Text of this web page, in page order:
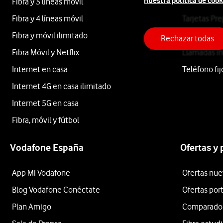
Rowenta
Apple
Samsung
Huawei
Ordenar
por:
Fibra y 4 líneas móvil
Fibra y móvil ilimitado
Fibra Móvil y Netflix
Internet en casa
Internet 4G en casa ilimitado
Internet 5G en casa
Fibra, móvil y fútbol
Tarjetas
Roaming
Llamadas
Teléfono
Vodafone España
App Mi Vodafone
Blog Vodafone Conéctate
Plan Amigo
Ofertas y
Ofertas
Ofertas
Rechazar todas